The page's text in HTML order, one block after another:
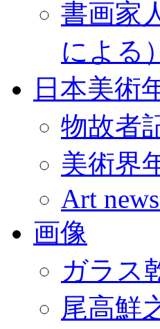
書画家
による）
日本美術
物故者
美術界
Art
画像
ガラス
尾高鮮